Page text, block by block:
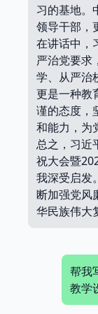
习的基地。
领导干部，
在讲话中，
严治党要求
学、从严治
更是一种教
谨的态度，
和能力，为
总之，习近
祝大会暨
我深受启发
断加强党风
华民族伟大
帮我
教学